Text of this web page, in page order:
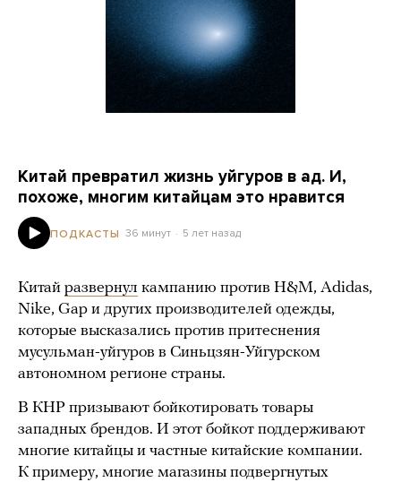
Китай превратил жизнь уйгуров в ад. И,
похоже, многим китайцам это нравится
ПОДКАСТЫ 36 минут 5 лет назад
Китай развернул кампанию против H&M, Adidas,
Nike, Gap и других производителей одежды,
которые высказались против притеснения
мусульман-уйгуров в Синьцзян-Уйгурском
автономном регионе страны.
В КНР призывают бойкотировать товары
западных брендов. И этот бойкот поддерживают
многие китайцы и частные китайские компании.
К примеру, многие магазины подвергнутых